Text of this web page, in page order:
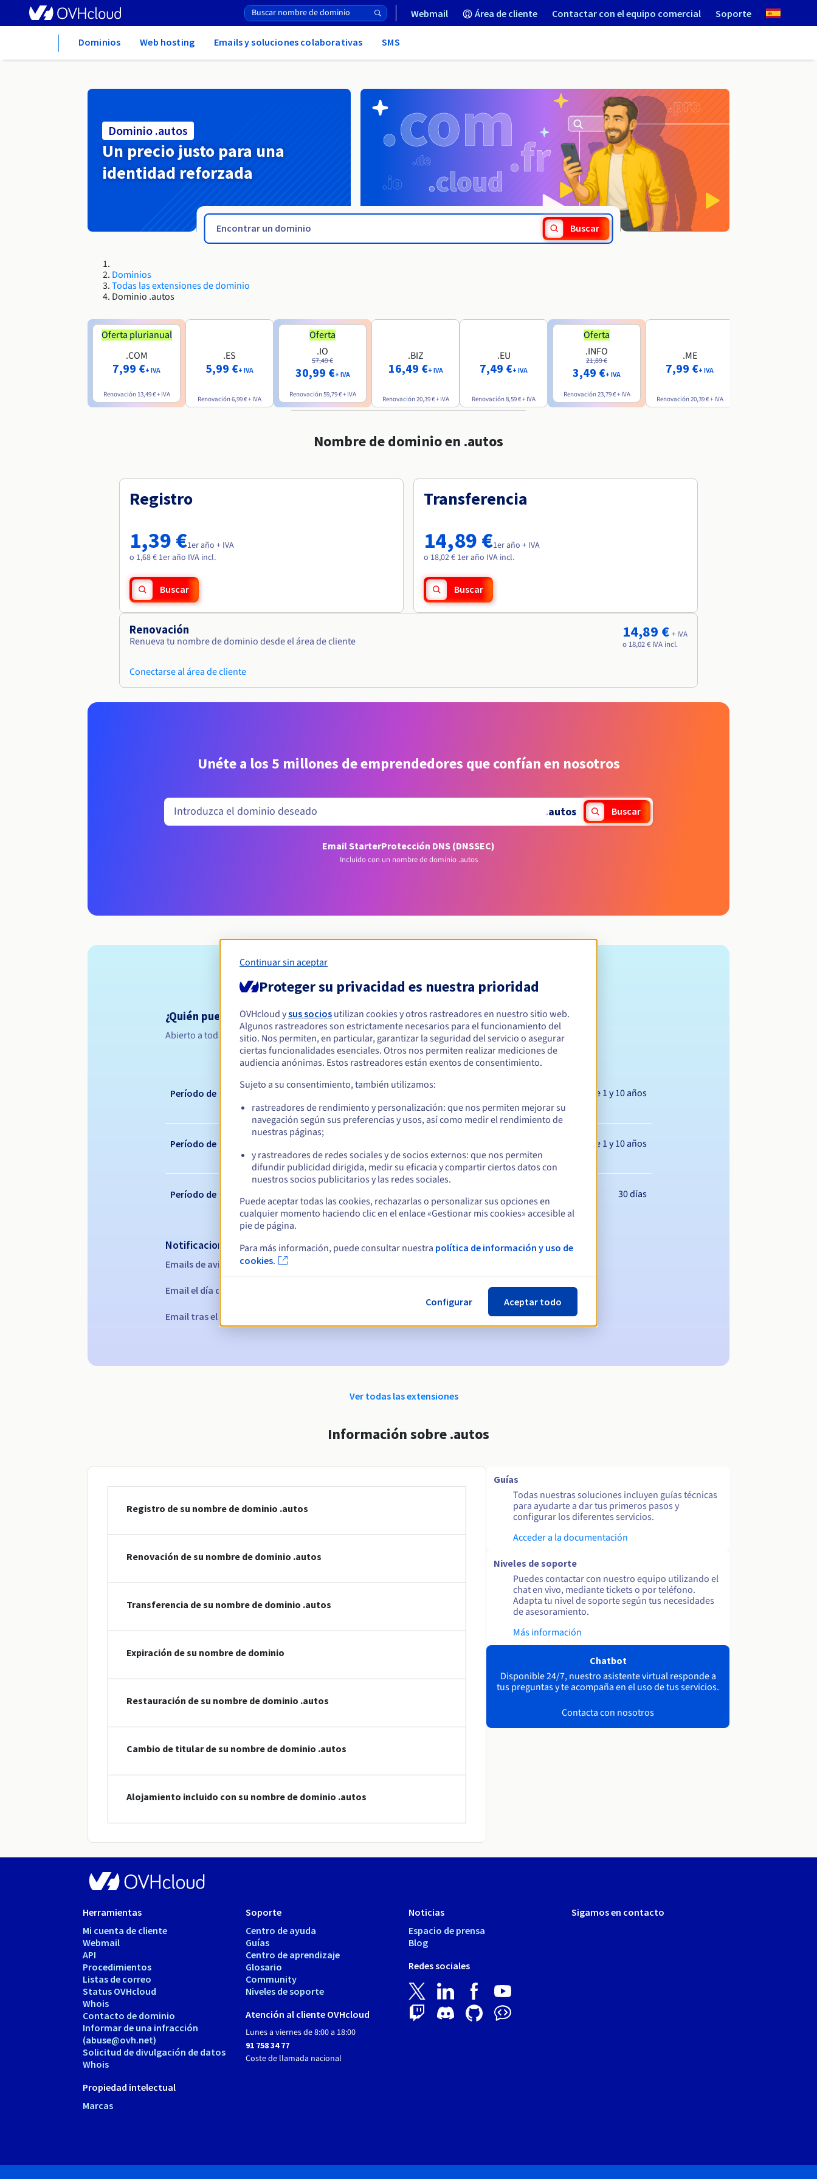
Webmail Área de cliente Contactar con el equipo comercial Soporte
Dominios Web hosting Emails y soluciones colaborativas SMS
Dominio .autos
Un precio justo para una
identidad reforzada
Buscar
Dominios
Todas las extensiones de dominio
Dominio .autos
Oferta plurianual
.COM
7,99 €+ IVA
Renovación 13,49 €+ IVA
.ES
5,99 €+ IVA
Renovación6,99 €+ IVA
Oferta
.IO
57,49 €
30,99 €+ IVA
Renovación59,79 €+ IVA
.BIZ
16,49 €+ IVA
Renovación20,39 €+ IVA
.EU
7,49 €+ IVA
Renovación8,59 €+ IVA
Oferta
.INFO
21,89 €
3,49 €+ IVA
Renovación23,79 €+ IVA
.ME
7,99 €+ IVA
Renovación20,39 €+ IVA
Nombre de dominio en .autos
Registro
1,39 €1er año + IVA
o 1,68 € 1er año IVA incl.
Buscar
Transferencia
14,89 €1er año + IVA
o 18,02 € 1er año IVA incl.
Buscar
Renovación
Renueva tu nombre de dominio desde el área de cliente
Conectarse al área de cliente
14,89 € + IVA
o 18,02 € IVA incl.
Unéte a los 5 millones de emprendedores que confían en nosotros
.autos Buscar
Email StarterProtección DNS (DNSSEC)
Incluido con un nombre de dominio .autos
Condiciones de elegibilidad
¿Quién puede registrar un .autos?
Abierto a todas las personas físicas o jurídicas, sin restricción geográfica.
Reglas de gestión y notificaciones
Período de registro Entre 1 y 10 años
Período de renovación Entre 1 y 10 años
Período de redención 30 días
Notificaciones automáticas:
Emails de aviso: 60, 30, 15, 7 y 3 días antes de la fecha de vencimiento
Email el día del vencimiento para notificar la suspensión del nombre de dominio
Email tras el periodo de gracia de redención para notificar la eliminación del nombre de dominio
Ver todas las extensiones
Información sobre .autos
Registro de su nombre de dominio .autos
Renovación de su nombre de dominio .autos
Transferencia de su nombre de dominio .autos
Expiración de su nombre de dominio
Restauración de su nombre de dominio .autos
Cambio de titular de su nombre de dominio .autos
Alojamiento incluido con su nombre de dominio .autos
Guías
Todas nuestras soluciones incluyen guías técnicas
para ayudarte a dar tus primeros pasos y
configurar los diferentes servicios.
Acceder a la documentación
Niveles de soporte
Puedes contactar con nuestro equipo utilizando el
chat en vivo, mediante tickets o por teléfono.
Adapta tu nivel de soporte según tus necesidades
de asesoramiento.
Más información
Chatbot
Disponible 24/7, nuestro asistente virtual responde a
tus preguntas y te acompaña en el uso de tus servicios.
Contacta con nosotros
Herramientas
Mi cuenta de cliente
Webmail
API
Procedimientos
Listas de correo
Status OVHcloud
Whois
Contacto de dominio
Informar de una infracción
(abuse@ovh.net)
Solicitud de divulgación de datos
Whois
Propiedad intelectual
Marcas
Soporte
Centro de ayuda
Guías
Centro de aprendizaje
Glosario
Community
Niveles de soporte
Atención al cliente OVHcloud
Lunes a viernes de 8:00 a 18:00
91 758 34 77
Coste de llamada nacional
Noticias
Espacio de prensa
Blog
Redes sociales
Sigamos en contacto
Continuar sin aceptar
Proteger su privacidad es nuestra prioridad
OVHcloud ysus socios utilizan cookies y otros rastreadores en nuestro sitio web.
Algunos rastreadores son estrictamente necesarios para el funcionamiento del
sitio. Nos permiten, en particular, garantizar la seguridad del servicio o asegurar
ciertas funcionalidades esenciales. Otros nos permiten realizar mediciones de
audiencia anónimas. Estos rastreadores están exentos de consentimiento.
Sujeto a su consentimiento, también utilizamos:
rastreadores de rendimiento y personalización: que nos permiten mejorar su
navegación según sus preferencias y usos, así como medir el rendimiento de
nuestras páginas;
y rastreadores de redes sociales y de socios externos: que nos permiten
difundir publicidad dirigida, medir su eficacia y compartir ciertos datos con
nuestros socios publicitarios y las redes sociales.
Puede aceptar todas las cookies, rechazarlas o personalizar sus opciones en
cualquier momento haciendo clic en el enlace «Gestionar mis cookies» accesible al
pie de página.
Para más información, puede consultar nuestra política de información y uso de
cookies.
Configurar Aceptar todo